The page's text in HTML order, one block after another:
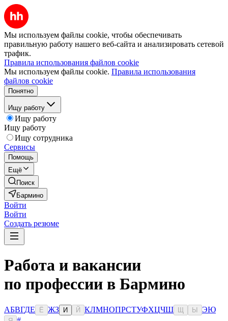
Мы используем файлы cookie, чтобы обеспечивать
правильную работу нашего веб-сайта и анализировать сетевой
трафик.
Правила использования файлов cookie
Мы используем файлы cookie. Правила использования
файлов cookie
Понятно
Ищу работу
Ищу работу
Ищу работу
Ищу сотрудника
Сервисы
Помощь
Ещё
Поиск
Бармино
Войти
Войти
Создать резюме
Работа и вакансии
по профессии в Бармино
АБВГДЕ Ё ЖЗ И Й КЛМНОПРСТУФХЦЧШ Ы ЭЮ